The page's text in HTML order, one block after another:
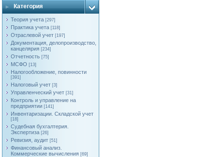
Категория
Теория учета [297]
Практика учета [118]
Отраслевой учет [197]
Документация, делопроизводство,
канцелярия [234]
Отчетность [75]
МСФО [13]
Налогообложение, повинности
[391]
Налоговый учет [3]
Управленческий учет [31]
Контроль и управление на
предприятии [141]
Инвентаризации. Складской учет
[18]
Судебная бухгалтерия.
Экспертиза [26]
Ревизия, аудит [51]
Финансовый анализ.
Коммерческие вычисления [69]